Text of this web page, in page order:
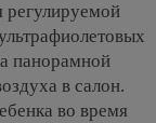
панорамной
в салон.
во время